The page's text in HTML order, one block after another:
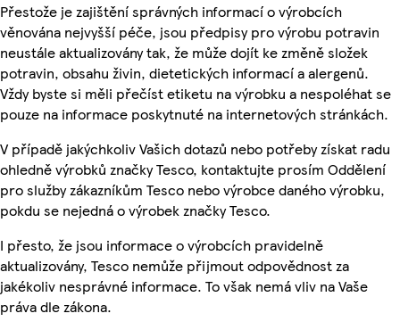
Přestože je zajištění správných informací o výrobcích
věnována nejvyšší péče, jsou předpisy pro výrobu potravin
neustále aktualizovány tak, že může dojít ke změně složek
potravin, obsahu živin, dietetických informací a alergenů.
Vždy byste si měli přečíst etiketu na výrobku a nespoléhat se
pouze na informace poskytnuté na internetových stránkách.
V případě jakýchkoliv Vašich dotazů nebo potřeby získat radu
ohledně výrobků značky Tesco, kontaktujte prosím Oddělení
pro služby zákazníkům Tesco nebo výrobce daného výrobku,
pokdu se nejedná o výrobek značky Tesco.
I přesto, že jsou informace o výrobcích pravidelně
aktualizovány, Tesco nemůže přijmout odpovědnost za
jakékoliv nesprávné informace. To však nemá vliv na Vaše
práva dle zákona.